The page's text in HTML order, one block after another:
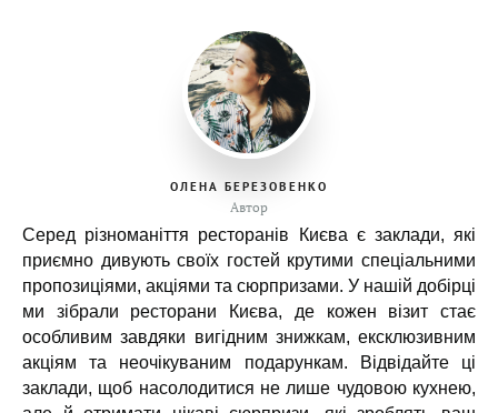
ОЛЕНА БЕРЕЗОВЕНКО
Автор
Серед різноманіття ресторанів Києва є заклади, які
приємно дивують своїх гостей крутими спеціальними
пропозиціями, акціями та сюрпризами. У нашій добірці
ми зібрали ресторани Києва, де кожен візит стає
особливим завдяки вигідним знижкам, ексклюзивним
акціям та неочікуваним подарункам. Відвідайте ці
заклади, щоб насолодитися не лише чудовою кухнею,